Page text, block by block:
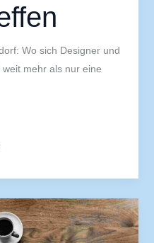
Wo sich Designer und
mehr als nur eine